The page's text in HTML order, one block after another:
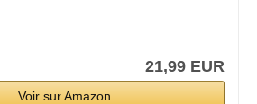
21,99 EUR
Voir sur Amazon